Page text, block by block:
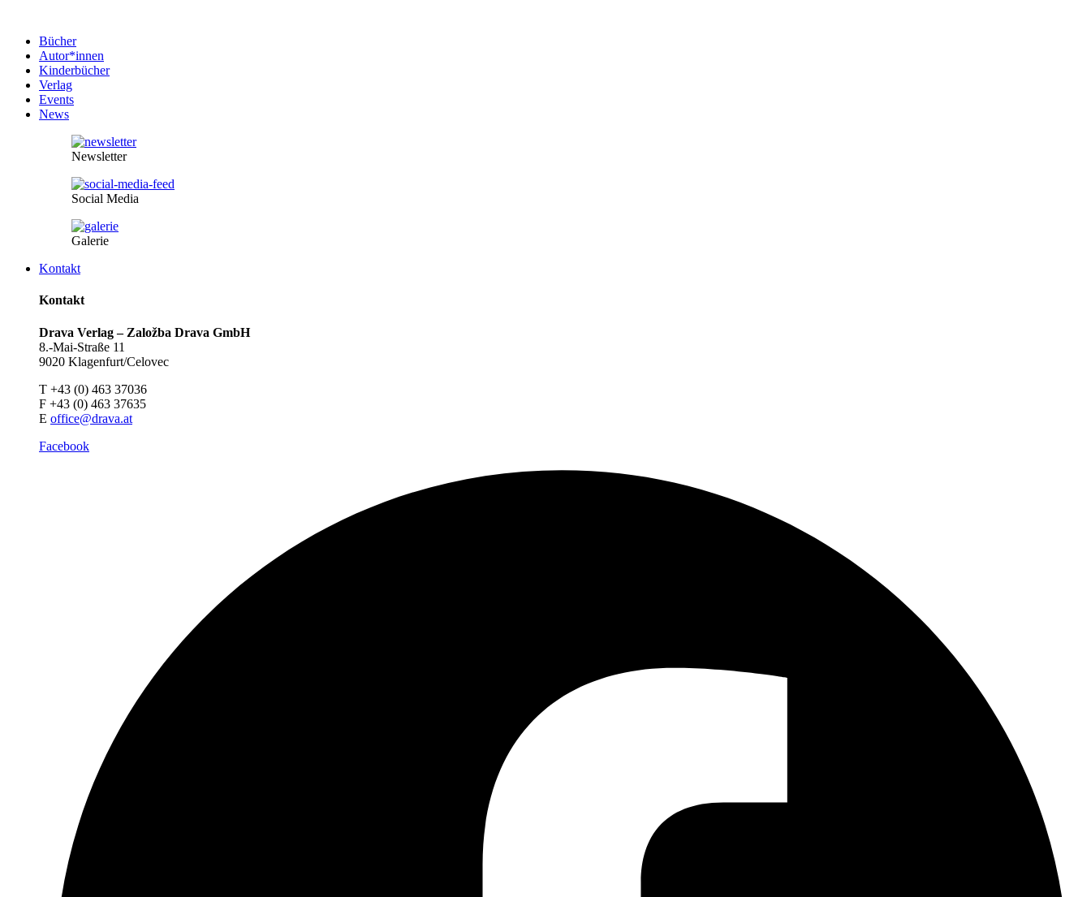
Bücher
Autor*innen
Kinderbücher
Verlag
Events
News
Newsletter
Social Media
Galerie
Kontakt
Kontakt
Drava Verlag – Založba Drava GmbH
8.-Mai-Straße 11
9020 Klagenfurt/Celovec
T +43 (0) 463 37036
F +43 (0) 463 37635
E office@drava.at
Facebook